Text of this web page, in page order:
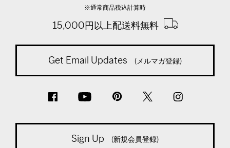
※通常商品税込計算時
15,000円以上配送料無料
Get Email Updates (メルマガ登録)
Sign Up (新規会員登録)